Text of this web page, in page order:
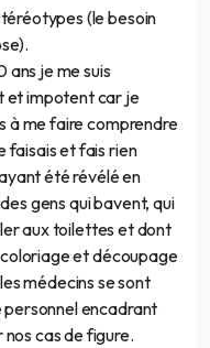
(le besoin
ans je me suis
et impotent car je
à me faire comprendre
faisais et fais rien
été révélé en
gens qui bavent, qui
aux toilettes et dont
et découpage
médecins se sont
personnel encadrant
cas de figure.